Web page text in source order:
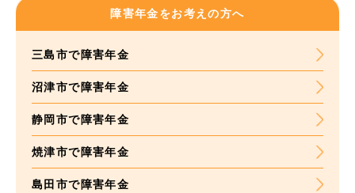
障害年金をお考えの方へ
三島市で障害年金
沼津市で障害年金
静岡市で障害年金
焼津市で障害年金
島田市で障害年金